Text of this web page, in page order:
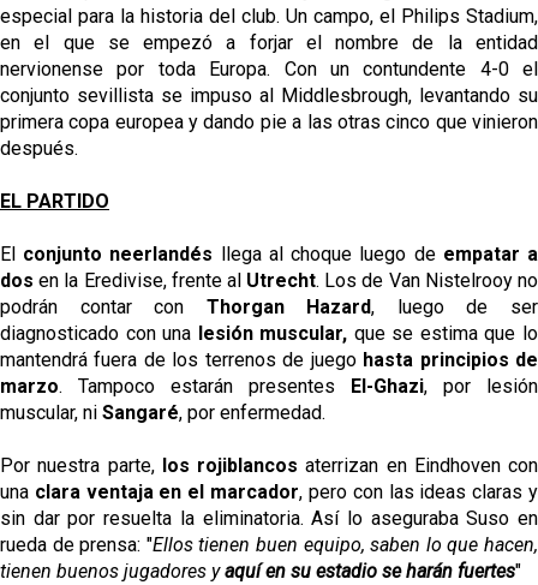
especial para la historia del club. Un campo, el Philips Stadium,
en el que se empezó a forjar el nombre de la entidad
nervionense por toda Europa. Con un contundente 4-0 el
conjunto sevillista se impuso al Middlesbrough, levantando su
primera copa europea y dando pie a las otras cinco que vinieron
después.
EL PARTIDO
El conjunto neerlandés llega al choque luego de empatar a
dos en la Eredivise, frente al Utrecht. Los de Van Nistelrooy no
podrán contar con Thorgan Hazard, luego de ser
diagnosticado con una lesión muscular, que se estima que lo
mantendrá fuera de los terrenos de juego hasta principios de
marzo. Tampoco estarán presentes El-Ghazi, por lesión
muscular, ni Sangaré, por enfermedad.
Por nuestra parte, los rojiblancos aterrizan en Eindhoven con
una clara ventaja en el marcador, pero con las ideas claras y
sin dar por resuelta la eliminatoria. Así lo aseguraba Suso en
rueda de prensa: "Ellos tienen buen equipo, saben lo que hacen,
tienen buenos jugadores yaquí en su estadio se harán fuertes"